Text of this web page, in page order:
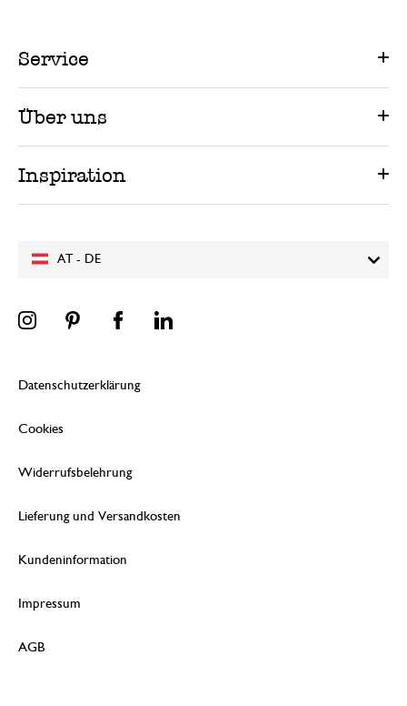
AT - DE
Service
Über uns
Inspiration
Datenschutzerklärung
Cookies
Widerrufsbelehrung
Lieferung und Versandkosten
Kundeninformation
Impressum
AGB